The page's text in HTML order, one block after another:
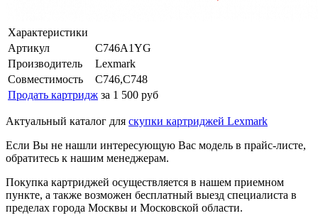
Характеристики
Артикул
C746A1YG
Производитель
Lexmark
Совместимость
C746,C748
Продать картридж за 1 500 руб
Актуальный каталог для скупки картриджей Lexmark
Если Вы не нашли интересующую Вас модель в прайс-листе,
обратитесь к нашим менеджерам.
Покупка картриджей осуществляется в нашем приемном
пункте, а также возможен бесплатный выезд специалиста в
пределах города Москвы и Московской области.